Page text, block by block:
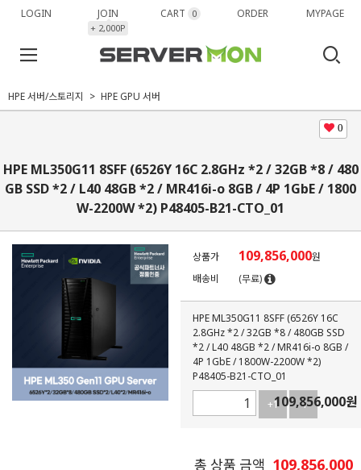
LOGIN JOIN
+ 2,000P
CART 0 ORDER MYPAGE
HPE 서버/스토리지 HPE GPU 서버
0
HPE ML350G11 8SFF (6526Y 16C 2.8GHz *2 / 32GB *8 / 480
GB SSD *2 / L40 48GB *2 / MR416i-o 8GB / 4P 1GbE / 1800
W-2200W *2) P48405-B21-CTO_01
상품가 109,856,000원
배송비
(무료)
HPE ML350G11 8SFF (6526Y 16C
2.8GHz *2 / 32GB *8 / 480GB SSD
*2 / L40 48GB *2 / MR416i-o 8GB /
4P 1GbE / 1800W-2200W *2)
P48405-B21-CTO_01
+1 -1
109,856,000원
총 상품 금액 109,856,000